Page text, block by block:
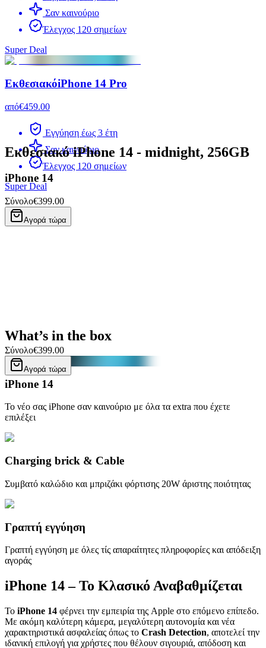
Σαν καινούριο
Έλεγχος 120 σημείων
Super Deal
ΕκθεσιακόiPhone 14 Pro
από€459.00
Εγγύηση έως 3 έτη
Σαν καινούριο
Έλεγχος 120 σημείων
Super Deal
Εκθεσιακό iPhone 14 - midnight, 256GB
iPhone 14
Σύνολο€399.00
Αγορά τώρα
Σύνολο€399.00
Αγορά τώρα
What’s in the box
iPhone 14
Το νέο σας iPhone σαν καινούριο με όλα τα extra που έχετε
επιλέξει
Charging brick & Cable
Συμβατό καλώδιο και μπριζάκι φόρτισης 20W άριστης ποιότητας
Γραπτή εγγύηση
Γραπτή εγγύηση με όλες τίς απαραίτητες πληροφορίες και απόδειξη
αγοράς
iPhone 14 – Το Κλασικό Αναβαθμίζεται
Το iPhone 14 φέρνει την εμπειρία της Apple στο επόμενο επίπεδο.
Με ακόμη καλύτερη κάμερα, μεγαλύτερη αυτονομία και νέα
χαρακτηριστικά ασφαλείας όπως το Crash Detection, αποτελεί την
ιδανική επιλογή για χρήστες που θέλουν σιγουριά, απόδοση και